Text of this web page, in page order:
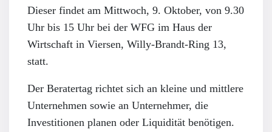
Dieser findet am Mittwoch, 9. Oktober, von 9.30
Uhr bis 15 Uhr bei der WFG im Haus der
Wirtschaft in Viersen, Willy-Brandt-Ring 13,
statt.
Der Beratertag richtet sich an kleine und mittlere
Unternehmen sowie an Unternehmer, die
Investitionen planen oder Liquidität benötigen.